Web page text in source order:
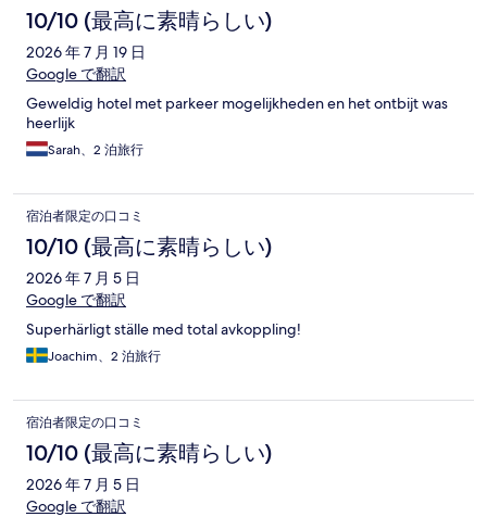
10/10 (最高に素晴らしい)
2026 年 7 月 19 日
Google で翻訳
Geweldig hotel met parkeer mogelijkheden en het ontbijt was
heerlijk
Sarah、2 泊旅行
宿泊者限定の口コミ
10/10 (最高に素晴らしい)
2026 年 7 月 5 日
Google で翻訳
Superhärligt ställe med total avkoppling!
Joachim、2 泊旅行
宿泊者限定の口コミ
10/10 (最高に素晴らしい)
2026 年 7 月 5 日
Google で翻訳